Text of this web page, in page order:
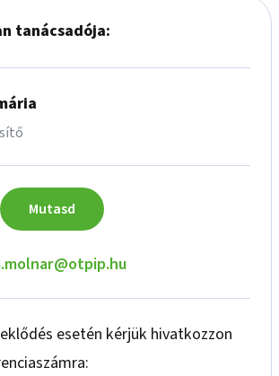
A közelében található egy  4411 m2-es,
es szürkebarát szőlőültetvény, a  három
tanácsadója:
Mutasd
esetén kérjük hivatkozzon